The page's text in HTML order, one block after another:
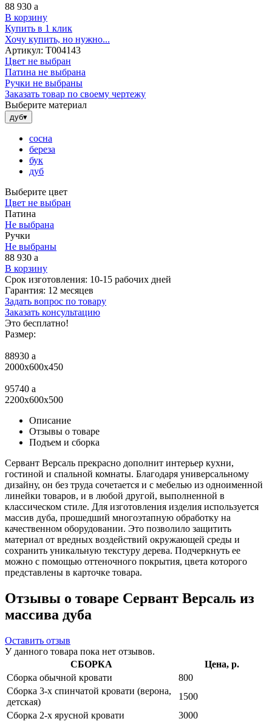
88 930 a
В корзину
Купить в 1 клик
Хочу купить, но нужно...
Артикул: Т004143
Цвет не выбран
Патина не выбрана
Ручки не выбраны
Заказать товар по своему чертежу
Выберите материал
дуб▾
сосна
береза
бук
дуб
Выберите цвет
Цвет не выбран
Патина
Не выбрана
Ручки
Не выбраны
88 930 a
В корзину
Срок изготовления: 10-15 рабочих дней
Гарантия: 12 месяцев
Задать вопрос по товару
Заказать консультацию
Это бесплатно!
Размер:
88930 a
2000x600x450
95740 a
2200x600x500
Описание
Отзывы о товаре
Подъем и сборка
Сервант Версаль прекрасно дополнит интерьер кухни,
гостиной и спальной комнаты. Благодаря универсальному
дизайну, он без труда сочетается и с мебелью из одноименной
линейки товаров, и в любой другой, выполненной в
классическом стиле. Для изготовления изделия используется
массив дуба, прошедший многоэтапную обработку на
качественном оборудовании. Это позволило защитить
материал от вредных воздействий окружающей среды и
сохранить уникальную текстуру дерева. Подчеркнуть ее
можно с помощью оттеночного покрытия, цвета которого
представлены в карточке товара.
Отзывы о товаре Сервант Версаль из
массива дуба
Оставить отзыв
У данного товара пока нет отзывов.
СБОРКА
Цена, р.
Сборка обычной кровати
800
Сборка 3-х спинчатой кровати (верона,
детская)
1500
Сборка 2-х ярусной кровати
3000